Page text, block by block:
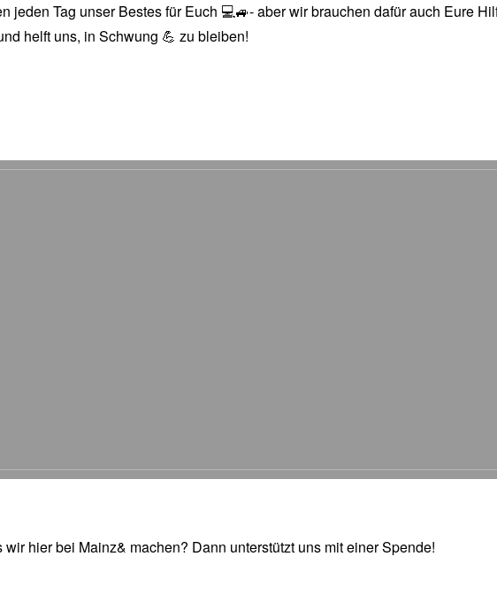
jeden Tag unser Bestes für Euch 💻🚙- aber wir brauchen dafür auch Eure
helft uns, in Schwung 💪 zu bleiben!
hier bei Mainz& machen? Dann unterstützt uns mit einer Spende!